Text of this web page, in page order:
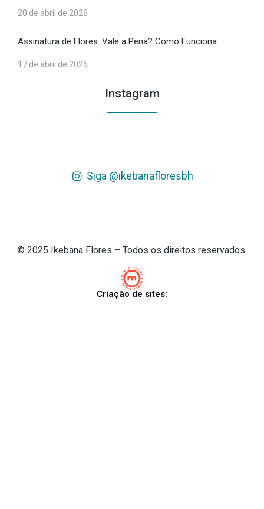
20 de abril de 2026
Assinatura de Flores: Vale a Pena? Como Funciona
17 de abril de 2026
Instagram
Siga @ikebanafloresbh
© 2025 Ikebana Flores – Todos os direitos reservados.
Criação de sites: